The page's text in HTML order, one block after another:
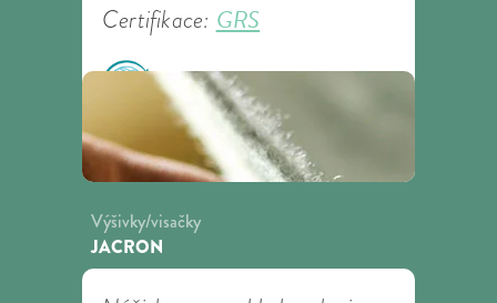
Certifikace: GRS
Výšivky/visačky
JACRON